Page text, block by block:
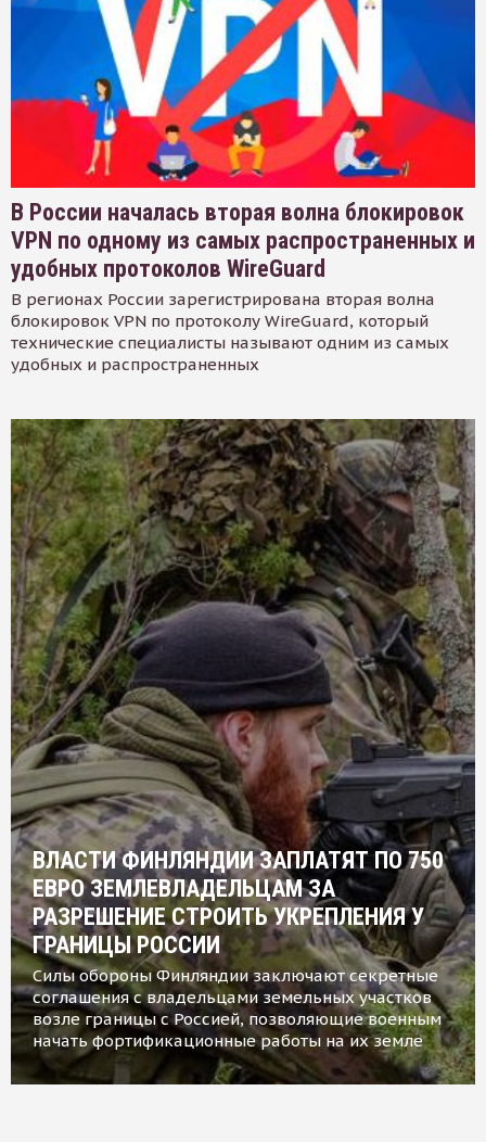
В России началась вторая волна блокировок
VPN по одному из самых распространенных и
удобных протоколов WireGuard
В регионах России зарегистрирована вторая волна
блокировок VPN по протоколу WireGuard, который
технические специалисты называют одним из самых
удобных и распространенных
ВЛАСТИ ФИНЛЯНДИИ ЗАПЛАТЯТ ПО 750
ЕВРО ЗЕМЛЕВЛАДЕЛЬЦАМ ЗА
РАЗРЕШЕНИЕ СТРОИТЬ УКРЕПЛЕНИЯ У
ГРАНИЦЫ РОССИИ
Силы обороны Финляндии заключают секретные
соглашения с владельцами земельных участков
возле границы с Россией, позволяющие военным
начать фортификационные работы на их земле